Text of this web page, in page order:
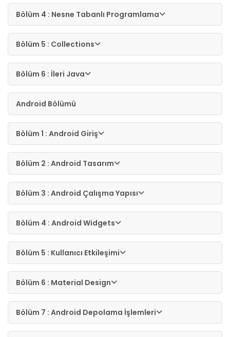
Bölüm 4 : Nesne Tabanlı Programlama
Bölüm 5 : Collections
Bölüm 6 : İleri Java
Android Bölümü
Bölüm 1 : Android Giriş
Bölüm 2 : Android Tasarım
Bölüm 3 : Android Çalışma Yapısı
Bölüm 4 : Android Widgets
Bölüm 5 : Kullanıcı Etkileşimi
Bölüm 6 : Material Design
Bölüm 7 : Android Depolama İşlemleri